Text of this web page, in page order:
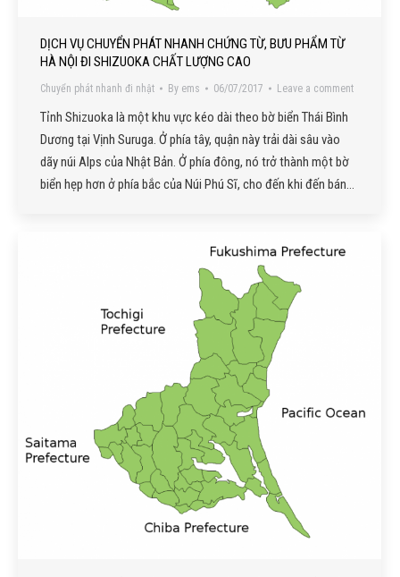
DỊCH VỤ CHUYỂN PHÁT NHANH CHỨNG TỪ, BƯU PHẨM TỪ
HÀ NỘI ĐI SHIZUOKA CHẤT LƯỢNG CAO
Chuyển phát nhanh đi nhật By ems 06/07/2017 Leave a comment
Tỉnh Shizuoka là một khu vực kéo dài theo bờ biển Thái Bình
Dương tại Vịnh Suruga. Ở phía tây, quận này trải dài sâu vào
dãy núi Alps của Nhật Bản. Ở phía đông, nó trở thành một bờ
biển hẹp hơn ở phía bắc của Núi Phú Sĩ, cho đến khi đến bán…